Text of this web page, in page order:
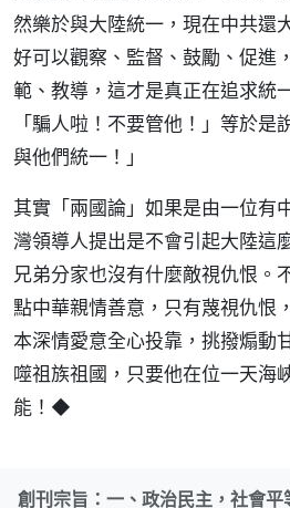
然樂於與大陸統一，現在中共還
好可以觀察、監督、鼓勵、促進
範、教導，這才是真正在追求統
「騙人啦！不要管他！」等於是
與他們統一！」
其實「兩國論」如果是由一位有
灣領導人提出是不會引起大陸這
兄弟分家也沒有什麼敵視仇恨。
點中華親情善意，只有蔑視仇恨
本深情愛意全心投靠，挑撥煽動
噬祖族祖國，只要他在位一天海
能！◆
創刊宗旨：一、政治民主，社會